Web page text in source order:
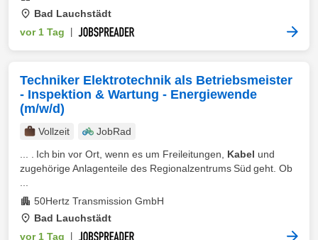
Bad Lauchstädt
vor 1 Tag
Techniker Elektrotechnik als Betriebsmeister
- Inspektion & Wartung - Energiewende
(m/w/d)
Vollzeit
JobRad
... . Ich bin vor Ort, wenn es um Freileitungen, Kabel und
zugehörige Anlagenteile des Regionalzentrums Süd geht. Ob
50Hertz Transmission GmbH
Bad Lauchstädt
vor 1 Tag